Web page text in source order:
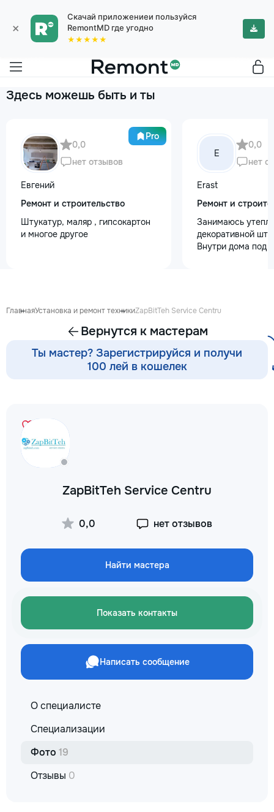
×
Скачай приложениеи пользуйся
RemontMD где угодно
★★★★★
Здесь можешь быть и ты
Pro
0,0
нет отзывов
Евгений
Ремонт и строительство
Штукатур, маляр , гипсокартон
и многое другое
E
0,0
нет
Erast
Ремонт и
Занимаюсь
декоративной
Внутри дома под
ГлавнаяУстановка и ремонт техникиZapBitTeh Service Centru
Вернутся к мастерам
Ты мастер? Зарегистрируйся и получи
100 лей в кошелек
ZapBitTeh Service Centru
0,0 нет отзывов
Найти мастера
Показать контакты
Написать сообщение
О специалисте
Специализации
Фото 19
Отзывы 0